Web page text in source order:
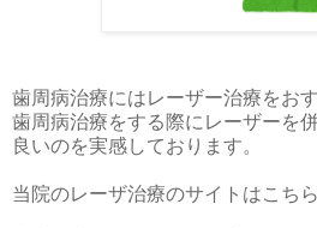
歯周病治療にはレーザー治療をお
歯周病治療をする際にレーザーを
良いのを実感しております。
当院のレーザ治療のサイトはこち